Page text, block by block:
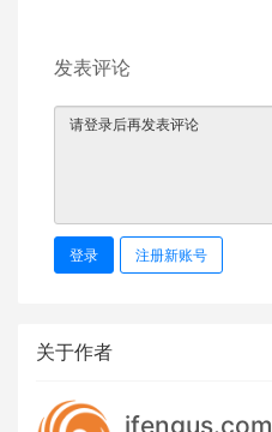
发表评论
登录 注册新账号
关于作者
ifengus.com